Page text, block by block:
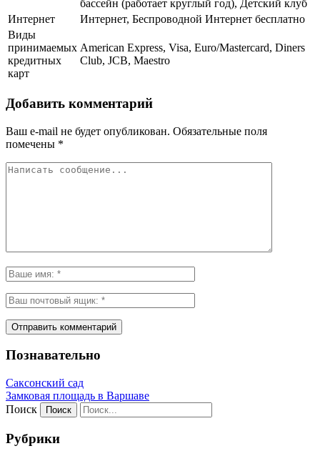
бассейн (работает круглый год), Детский клуб
Интернет
Интернет, Беспроводной Интернет бесплатно
Виды
принимаемых
кредитных
карт
American Express, Visa, Euro/Mastercard, Diners
Club, JCB, Maestro
Добавить комментарий
Ваш e-mail не будет опубликован. Обязательные поля
помечены *
Познавательно
Саксонский сад
Замковая площадь в Варшаве
Поиск
Рубрики